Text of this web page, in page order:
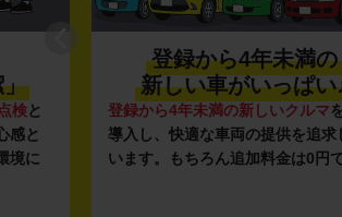
」
検と
感と
境に
登録から4年未満の
新しい車がいっぱい
登録から4年未満の新しいクルマ
導入し、快適な車両の提供を追求
います。もちろん追加料金は0円で